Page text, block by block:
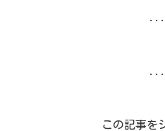
この記事を